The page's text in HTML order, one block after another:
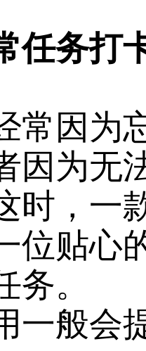
任务打
常因为
因为无
时，一
位贴心
务。
一般会